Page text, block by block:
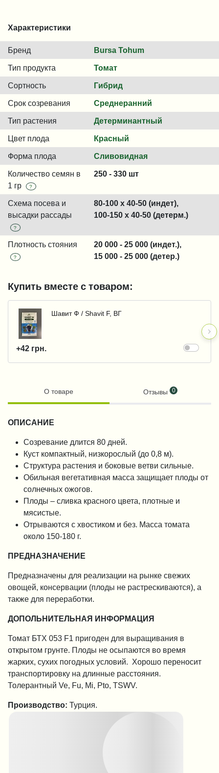
Характеристики
Бренд Bursa Tohum
Тип продукта Томат
Сортность Гибрид
Срок созревания Среднеранний
Тип растения Детерминантный
Цвет плода Красный
Форма плода Сливовидная
Количество семян в
1 гр
?
250 - 330 шт
Схема посева и
высадки рассады
?
80-100 x 40-50 (индет),
100-150 x 40-50 (детерм.)
Плотность стояния
?
20 000 - 25 000 (индет.),
15 000 - 25 000 (детер.)
Купить вместе с товаром:
Шавит Ф / Shavit F, ВГ
+42 грн.
О товаре Отзывы 0
ОПИСАНИЕ
Созревание длится 80 дней.
Куст компактный, низкорослый (до 0,8 м).
Структура растения и боковые ветви сильные.
Обильная вегетативная масса защищает плоды от
солнечных ожогов.
Плоды – сливка красного цвета, плотные и
мясистые.
Отрываются с хвостиком и без. Масса томата
около 150-180 г.
ПРЕДНАЗНАЧЕНИЕ
Предназначены для реализации на рынке свежих
овощей, консервации (плоды не растрескиваются), а
также для переработки.
ДОПОЛЬНИТЕЛЬНАЯ ИНФОРМАЦИЯ
Томат БТХ 053 F1 пригоден для выращивания в
открытом грунте. Плоды не осыпаются во время
жарких, сухих погодных условий. Хорошо переносит
транспортировку на длинные расстояния.
Толерантный Ve, Fu, Mi, Pto, TSWV.
Производство: Турция.